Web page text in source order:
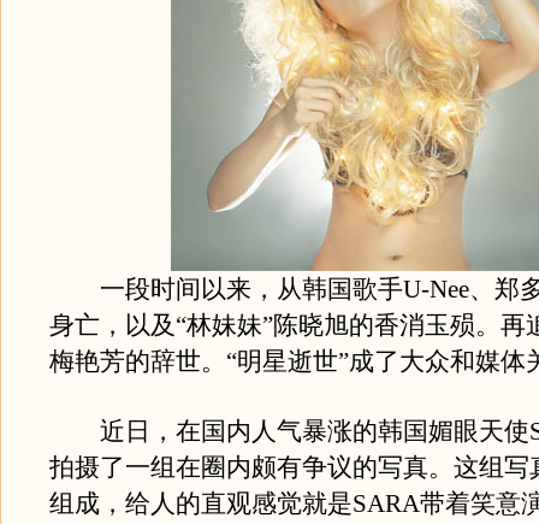
一段时间以来，从韩国歌手U-Nee、郑
身亡，以及“林妹妹”陈晓旭的香消玉殒。再
梅艳芳的辞世。“明星逝世”成了大众和媒体
近日，在国内人气暴涨的韩国媚眼天使
拍摄了一组在圈内颇有争议的写真。这组写
组成，给人的直观感觉就是SARA带着笑意